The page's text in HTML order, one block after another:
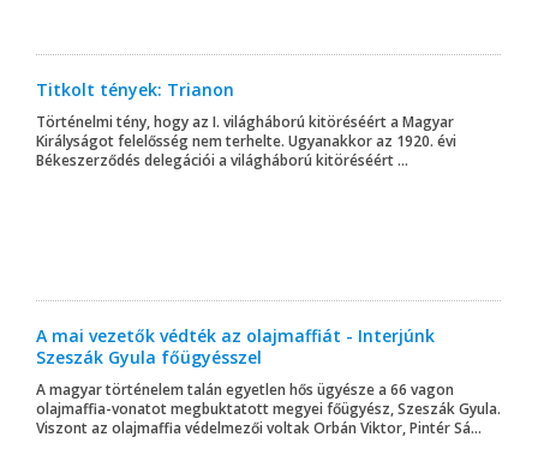
Titkolt tények: Trianon
Történelmi tény, hogy az I. világháború kitöréséért a Magyar
Királyságot felelősség nem terhelte. Ugyanakkor az 1920. évi
Békeszerződés delegációi a világháború kitöréséért ...
A mai vezetők védték az olajmaffiát - Interjúnk
Szeszák Gyula főügyésszel
A magyar történelem talán egyetlen hős ügyésze a 66 vagon
olajmaffia-vonatot megbuktatott megyei főügyész, Szeszák Gyula.
Viszont az olajmaffia védelmezői voltak Orbán Viktor, Pintér Sá...